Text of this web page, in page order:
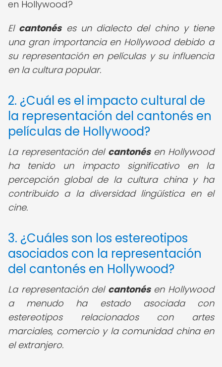
en Hollywood?
El cantonéses un dialecto del chino y tiene
una gran importancia en Hollywood debido a
su representación en películas y su influencia
en la cultura popular.
2. ¿Cuál es el impacto cultural de
la representación del cantonés en
películas de Hollywood?
La representación del cantonésen Hollywood
ha tenido un impacto significativo en la
percepción global de la cultura china y ha
contribuido a la diversidad lingüística en el
cine.
3. ¿Cuáles son los estereotipos
asociados con la representación
del cantonés en Hollywood?
La representación del cantonésen Hollywood
a menudo ha estado asociada con
estereotipos relacionados con artes
marciales, comercio y la comunidad china en
el extranjero.